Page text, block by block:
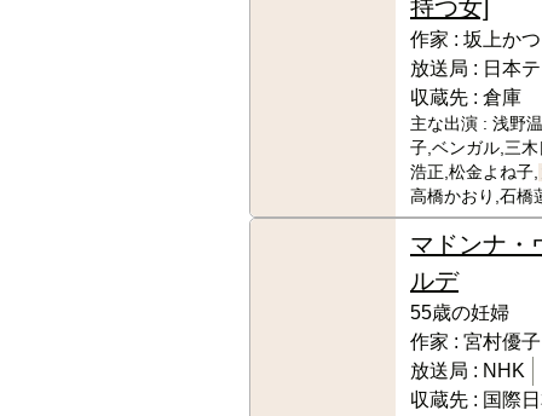
持つ女]
作家 : 坂上か
放送局 : 日本
収蔵先 : 倉庫
主な出演 : 浅野
子,ベンガル,三
浩正,松金よね子,
高橋かおり,石橋
マドンナ・
ルデ
55歳の妊婦
作家 : 宮村優子
放送局 : NHK
収蔵先 : 国際